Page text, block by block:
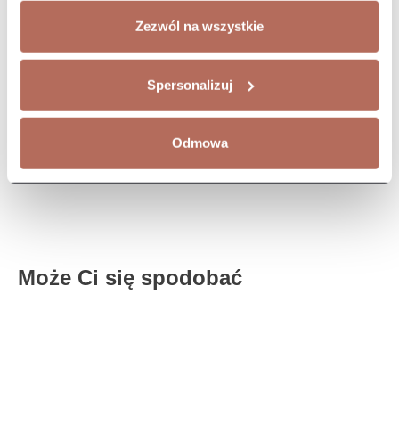
Zezwól na wszystkie
Spersonalizuj
Odmowa